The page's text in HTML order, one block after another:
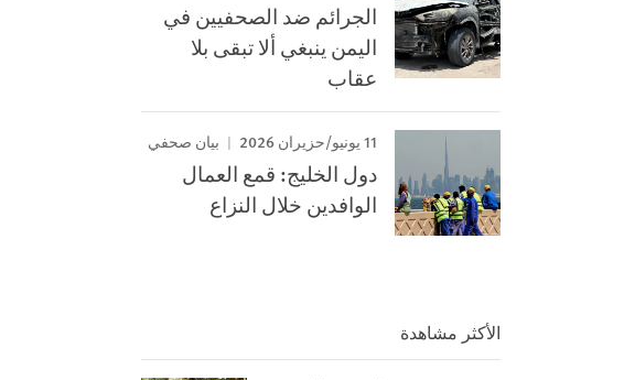
الجرائم ضد الصحفيين في
اليمن ينبغي ألا تبقى بلا
عقاب
11 يونيو/حزيران 2026 بيان صحفي
دول الخليج: قمع العمال
الوافدين خلال النزاع
الأكثر مشاهدة